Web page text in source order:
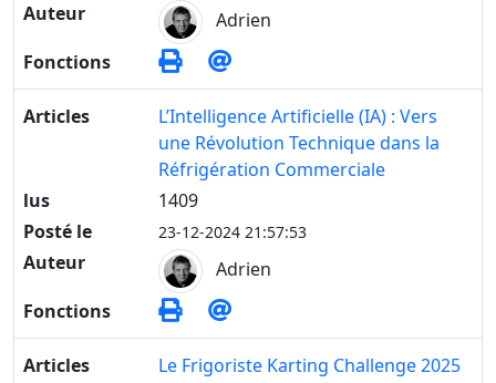
Auteur
Adrien
Fonctions
Articles
L’Intelligence Artificielle (IA) : Vers
une Révolution Technique dans la
Réfrigération Commerciale
lus
1409
Posté le
23-12-2024 21:57:53
Auteur
Adrien
Fonctions
Articles
Le Frigoriste Karting Challenge 2025